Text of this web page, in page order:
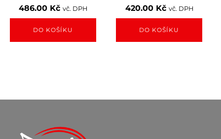
486.00 Kč vč. DPH
DO KOŠÍKU
420.00 Kč vč. DPH
DO KOŠÍKU